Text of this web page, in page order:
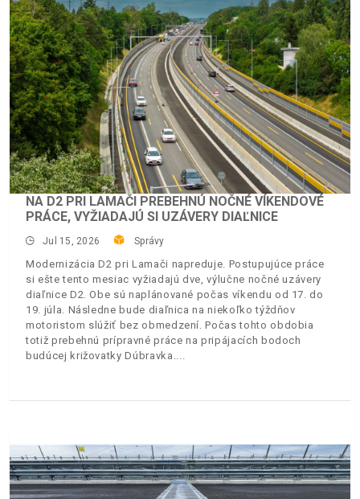
NA D2 PRI LAMAČI PREBEHNÚ NOČNÉ VÍKENDOVÉ
PRÁCE, VYŽIADAJÚ SI UZÁVERY DIAĽNICE
Jul 15, 2026 Správy
Modernizácia D2 pri Lamači napreduje. Postupujúce práce
si ešte tento mesiac vyžiadajú dve, výlučne nočné uzávery
diaľnice D2. Obe sú naplánované počas víkendu od 17. do
19. júla. Následne bude diaľnica na niekoľko týždňov
motoristom slúžiť bez obmedzení. Počas tohto obdobia
totiž prebehnú prípravné práce na pripájacích bodoch
budúcej križovatky Dúbravka.